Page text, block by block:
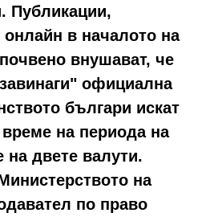
Публикации,
онлайн в началото на
внушават, че
официална
българи искат
на периода на
двете валути.
на
по право